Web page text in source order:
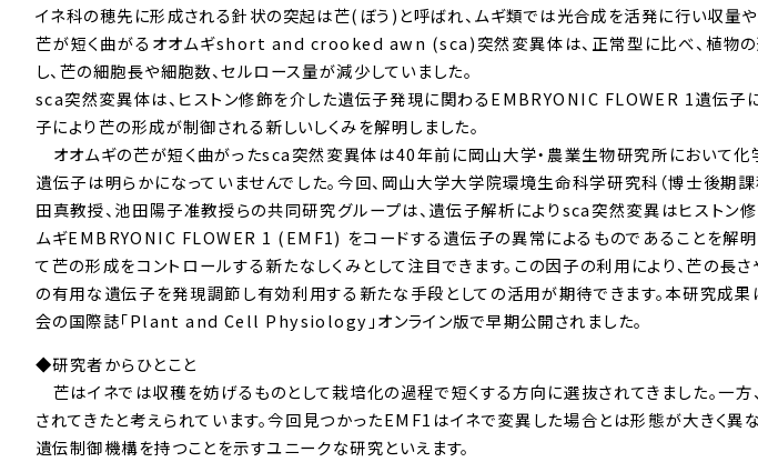
イネ科の穂先に形成される針状の突起は芒(ぼう)と呼ばれ、ムギ類では光合成を活発に行い収量や
芒が短く曲がるオオムギshort and crooked awn (sca)突然変異体は、正常型に比べ、植物の
し、芒の細胞長や細胞数、セルロース量が減少していました。
sca突然変異体は、ヒストン修飾を介した遺伝子発現に関わるEMBRYONIC FLOWER 1遺伝子
子により芒の形成が制御される新しいしくみを解明しました。
オオムギの芒が短く曲がったsca突然変異体は40年前に岡山大学・農業生物研究所において化
遺伝子は明らかになっていませんでした。今回、岡山大学大学院環境生命科学研究科（博士後期
田真教授、池田陽子准教授らの共同研究グループは、遺伝子解析によりsca突然変異はヒストン
ムギEMBRYONIC FLOWER 1 (EMF1) をコードする遺伝子の異常によるものであることを解明
て芒の形成をコントロールする新たなしくみとして注目できます。この因子の利用により、芒の長
の有用な遺伝子を発現調節し有効利用する新たな手段としての活用が期待できます。本研究成
会の国際誌「Plant and Cell Physiology」オンライン版で早期公開されました。
◆研究者からひとこと
芒はイネでは収穫を妨げるものとして栽培化の過程で短くする方向に選抜されてきました。一
されてきたと考えられています。今回見つかったEMF1はイネで変異した場合とは形態が大きく異
遺伝制御機構を持つことを示すユニークな研究といえます。